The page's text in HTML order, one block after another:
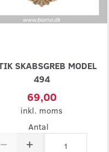
SKABSGREB MODEL
494
69,00
inkl. moms
Antal